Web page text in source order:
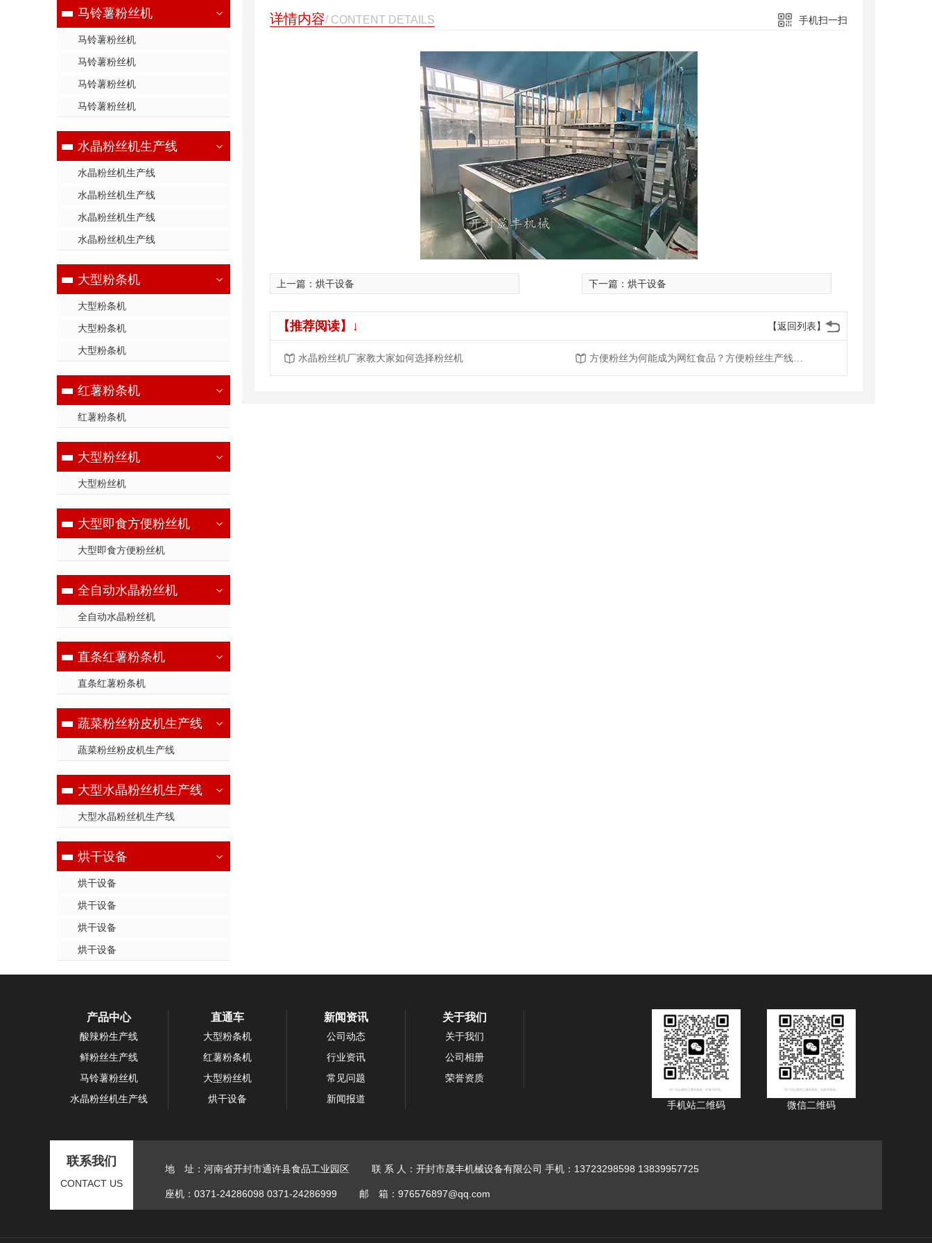
马铃薯粉丝机
马铃薯粉丝机
马铃薯粉丝机
马铃薯粉丝机
马铃薯粉丝机
水晶粉丝机生产线
水晶粉丝机生产线
水晶粉丝机生产线
水晶粉丝机生产线
水晶粉丝机生产线
大型粉条机
大型粉条机
大型粉条机
大型粉条机
红薯粉条机
红薯粉条机
大型粉丝机
大型粉丝机
大型即食方便粉丝机
大型即食方便粉丝机
全自动水晶粉丝机
全自动水晶粉丝机
直条红薯粉条机
直条红薯粉条机
蔬菜粉丝粉皮机生产线
蔬菜粉丝粉皮机生产线
大型水晶粉丝机生产线
大型水晶粉丝机生产线
烘干设备
烘干设备
烘干设备
烘干设备
烘干设备
详情内容/ CONTENT DETAILS 手机扫一扫
上一篇： 烘干设备 下一篇： 烘干设备
【返回列表】
【推荐阅读】↓
水晶粉丝机厂家教大家如何选择粉丝机
产品中心
酸辣粉生产线
鲜粉丝生产线
马铃薯粉丝机
水晶粉丝机生产线
直通车
大型粉条机
红薯粉条机
大型粉丝机
烘干设备
新闻资讯
公司动态
行业资讯
常见问题
新闻报道
关于我们
关于我们
公司相册
荣誉资质
微信二维码
手机站二维码
联系我们
CONTACT US
地 址：河南省开封市通许县食品工业园区 联 系 人：开封市晟丰机械设备有限公司 手机：13723298598 13839957725
座机：0371-24286098 0371-24286999 邮 箱：976576897@qq.com